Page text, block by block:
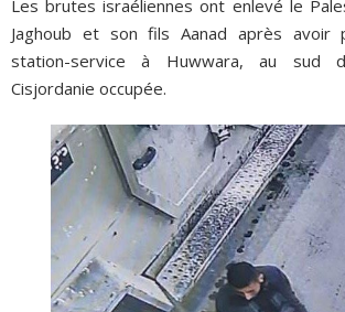
Les brutes israéliennes ont enlevé le
Jaghoub et son fils Aanad après avoir
station-service à Huwwara, au sud
Cisjordanie occupée.